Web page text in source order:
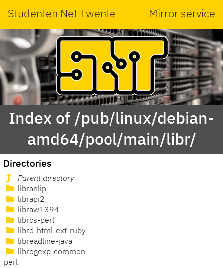
Studenten Net Twente Mirror service
Index of /pub/linux/debian-
amd64/pool/main/libr/
Directories
Parent directory
libranlip
librapi2
libraw1394
librcs-perl
librd-html-ext-ruby
libreadline-java
libregexp-common-
perl